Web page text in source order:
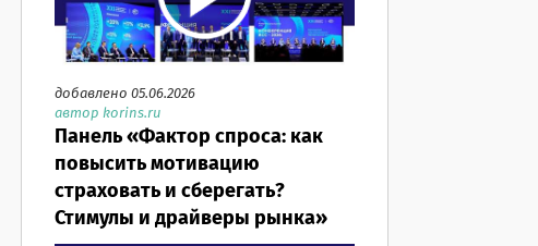
добавлено 05.06.2026
автор korins.ru
Панель «Фактор спроса: как
повысить мотивацию
страховать и сберегать?
Стимулы и драйверы рынка»